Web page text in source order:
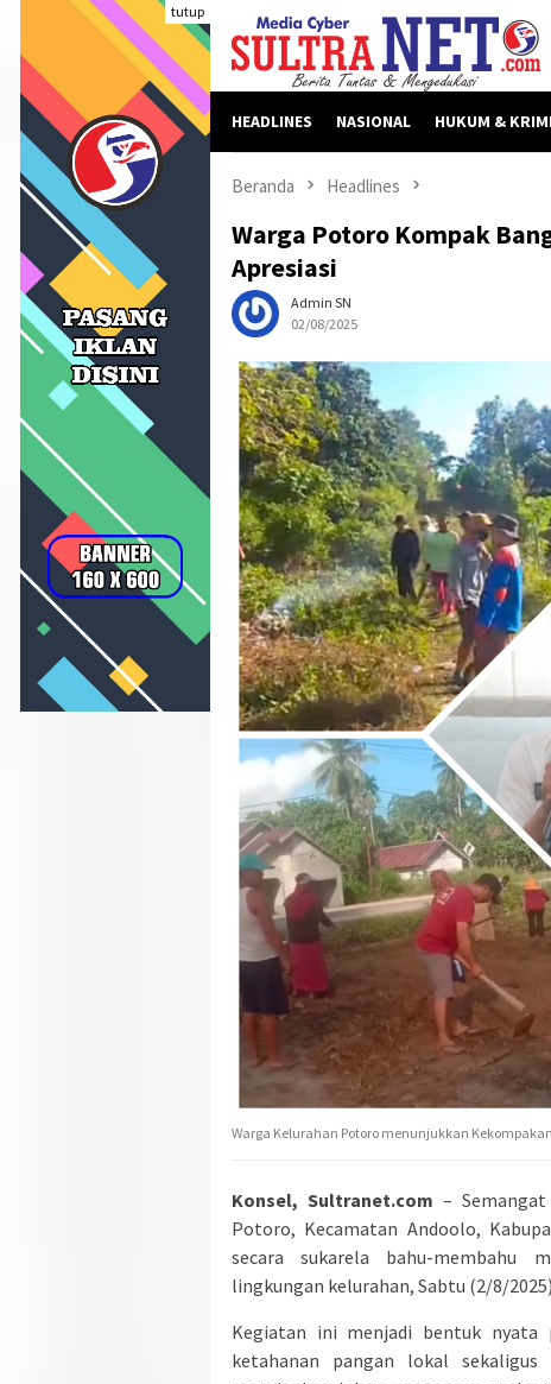
konten
tutup
HEADLINES NASIONAL HUKUM &
Beranda Headlines
Warga Potoro Kompak
Apresiasi
Admin SN
02/08/2025
Warga Kelurahan Potoro menunjukkan
Konsel, Sultranet.com –
Potoro, Kecamatan Andoolo,
secara sukarela bahu-membahu
lingkungan kelurahan, Sabtu (2/8/
Kegiatan ini menjadi bentuk nyata
ketahanan pangan lokal sekaligus